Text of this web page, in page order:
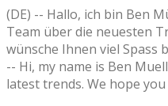
(DE) -- Hallo, ich bin Ben
Team über die neuesten
wünsche Ihnen viel
-- Hi, my name is Ben
latest trends. We